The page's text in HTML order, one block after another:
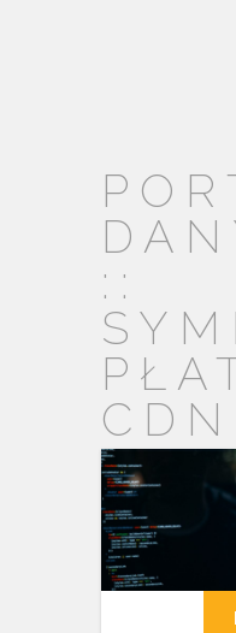
::
CDN